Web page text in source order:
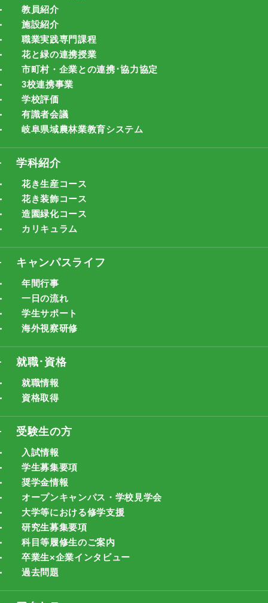
教員紹介
施設紹介
職業実践専門課程
花と緑の連携授業
市町村・企業との連携･協力協定
3校連携事業
学校評価
有識者会議
岐阜県域農林業教育システム
学科紹介
花き生産コース
花き装飾コース
造園緑化コース
カリキュラム
キャンパスライフ
年間行事
一日の流れ
学生サポート
海外視察研修
就職･資格
就職情報
資格取得
受験生の方
入試情報
学生募集要項
奨学金情報
オープンキャンパス・学校見学会
大学等における修学支援
研究生募集要項
科目等履修生のご案内
卒業生×企業インタビュー
過去問題